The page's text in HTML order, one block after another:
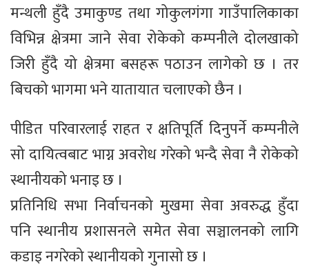
मन्थली हुँदै उमाकुण्ड तथा गोकुलगंगा गाउँपालिकाका
विभिन्न क्षेत्रमा जाने सेवा रोकेको कम्पनीले दोलखाको
जिरी हुँदै यो क्षेत्रमा बसहरू पठाउन लागेको छ । तर
बिचको भागमा भने यातायात चलाएको छैन ।
पीडित परिवारलाई राहत र क्षतिपूर्ति दिनुपर्ने कम्पनीले
सो दायित्वबाट भाग्न अवरोध गरेको भन्दै सेवा नै रोकेको
स्थानीयको भनाइ छ ।
प्रतिनिधि सभा निर्वाचनको मुखमा सेवा अवरुद्ध हुँदा
पनि स्थानीय प्रशासनले समेत सेवा सञ्चालनको लागि
कडाइ नगरेको स्थानीयको गुनासो छ ।